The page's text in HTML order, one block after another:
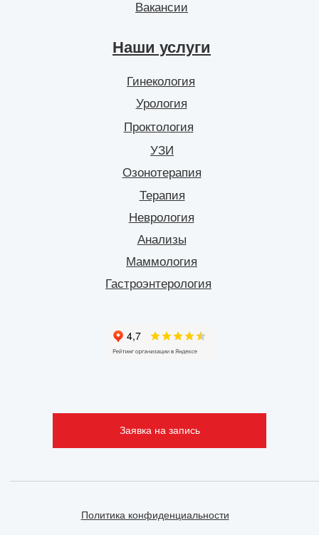
Вакансии
Заявка на запись
Гинекология
Урология
Проктология
Наши услуги
УЗИ
Терапия
Гастроэнтерология
Озонотерапия
Неврология
Анализы
Маммология
Политика конфиденциальности